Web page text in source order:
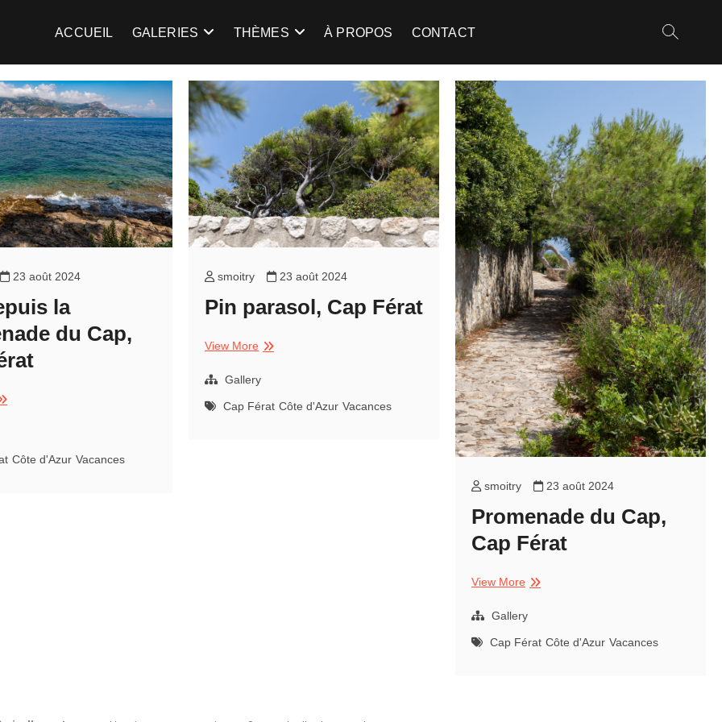
ACCUEIL GALERIES THÈMES À PROPOS CONTACT
23 août 2024
la
du Cap,
Côte d'Azur Vacances
smoitry 23 août 2024
Pin parasol, Cap Férat
View MorePin
Cap
Gallery
Cap Férat Côte d'Azur Vacances
smoitry 23 août 2024
Promenade du Cap,
Cap Férat
View MorePromenade
Cap,
Férat
Gallery
Cap Férat Côte d'Azur Vacances